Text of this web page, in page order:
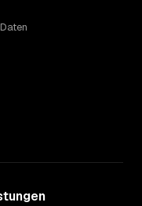
Menge und
Dachboden liegt
eher am oberen.
Den genauen